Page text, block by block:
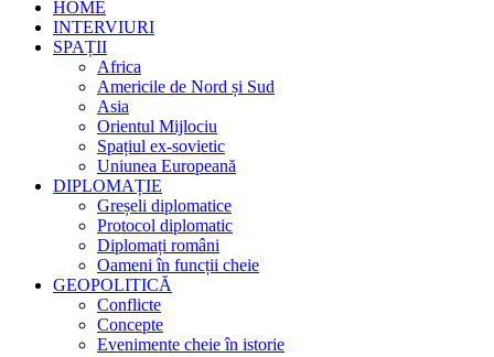
HOME
INTERVIURI
SPAȚII
Africa
Americile de Nord și Sud
Asia
Orientul Mijlociu
Spațiul ex-sovietic
Uniunea Europeană
DIPLOMAȚIE
Greșeli diplomatice
Protocol diplomatic
Diplomați români
Oameni în funcții cheie
GEOPOLITICĂ
Conflicte
Concepte
Evenimente cheie în istorie